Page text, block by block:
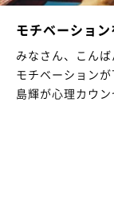
モチベーショ
みなさん、こん
モチベーション
島輝が心理カウ